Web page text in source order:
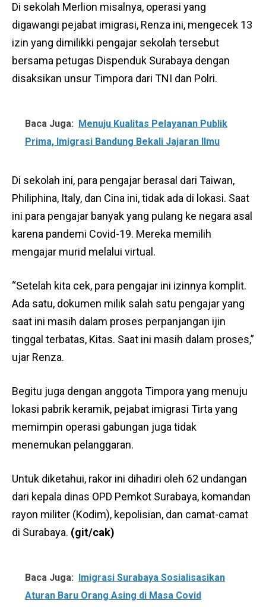
Di sekolah Merlion misalnya, operasi yang
digawangi pejabat imigrasi, Renza ini, mengecek 13
izin yang dimilikki pengajar sekolah tersebut
bersama petugas Dispenduk Surabaya dengan
disaksikan unsur Timpora dari TNI dan Polri.
Baca Juga: Menuju Kualitas Pelayanan Publik
Prima, Imigrasi Bandung Bekali Jajaran Ilmu
Di sekolah ini, para pengajar berasal dari Taiwan,
Philiphina, Italy, dan Cina ini, tidak ada di lokasi. Saat
ini para pengajar banyak yang pulang ke negara asal
karena pandemi Covid-19. Mereka memilih
mengajar murid melalui virtual.
“Setelah kita cek, para pengajar ini izinnya komplit.
Ada satu, dokumen milik salah satu pengajar yang
saat ini masih dalam proses perpanjangan ijin
tinggal terbatas, Kitas. Saat ini masih dalam proses,”
ujar Renza.
Begitu juga dengan anggota Timpora yang menuju
lokasi pabrik keramik, pejabat imigrasi Tirta yang
memimpin operasi gabungan juga tidak
menemukan pelanggaran.
Untuk diketahui, rakor ini dihadiri oleh 62 undangan
dari kepala dinas OPD Pemkot Surabaya, komandan
rayon militer (Kodim), kepolisian, dan camat-camat
di Surabaya. (git/cak)
Baca Juga: Imigrasi Surabaya Sosialisasikan
Aturan Baru Orang Asing di Masa Covid